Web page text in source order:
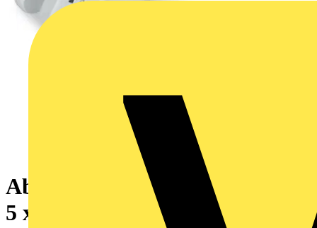
Abisoliermesser,für Flachkabel
5 x 10 mm²